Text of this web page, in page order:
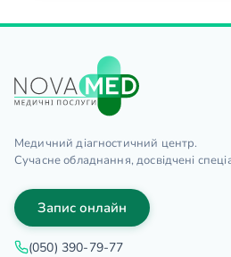
Медичний діагностичний центр.
Сучасне обладнання, досвідчені
Запис онлайн
(050) 390-79-77